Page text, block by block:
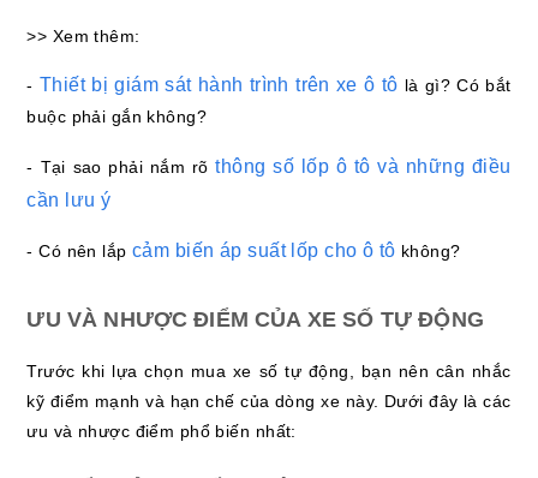
>> Xem thêm:
-Thiết bị giám sát hành trình trên xe ô tô là gì? Có bắt
buộc phải gắn không?
- Tại sao phải nắm rõthông số lốp ô tô và những điều
cần lưu ý
- Có nên lắpcảm biến áp suất lốp cho ô tô không?
ƯU VÀ NHƯỢC ĐIỂM CỦA XE SỐ TỰ ĐỘNG
Trước khi lựa chọn mua xe số tự động, bạn nên cân nhắc
kỹ điểm mạnh và hạn chế của dòng xe này. Dưới đây là các
ưu và nhược điểm phổ biến nhất: